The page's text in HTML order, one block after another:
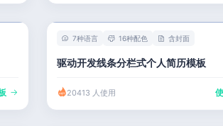
7种语言 16种配色 含封面
驱动开发线条分栏式个人简历模板
20413 人使用